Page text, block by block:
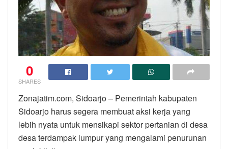
0
SHARES
Zonajatim.com, Sidoarjo – Pemerintah kabupaten
Sidoarjo harus segera membuat aksi kerja yang
lebih nyata untuk mensikapi sektor pertanian di desa
desa terdampak lumpur yang mengalami penurunan